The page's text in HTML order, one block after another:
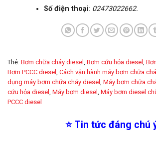
Số điện thoại: 02473022662.
Thẻ: Bơm chữa cháy diesel , Bơm cứu hỏa diesel ,
Bơm PCCC diesel , Cách vận hành máy bơm chữa
dụng máy bơm chữa cháy diesel , Máy bơm chữa
cứu hỏa diesel , Máy bơm diesel , Máy bơm diesel
PCCC diesel
⭐ Tin tức đáng chú